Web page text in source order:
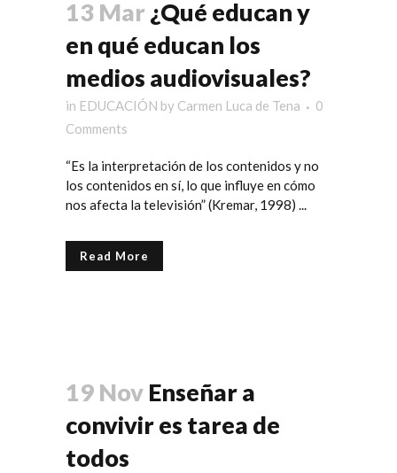
13 Mar ¿Qué educan y
en qué educan los
medios audiovisuales?
in EDUCACIÓN by Carmen Luca de Tena
0
Comments
“Es la interpretación de los contenidos y no
los contenidos en sí, lo que influye en cómo
nos afecta la televisión” (Kremar, 1998) ...
Read More
19 Nov Enseñar a
convivir es tarea de
todos